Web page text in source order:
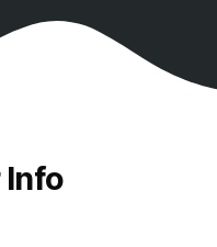
Info